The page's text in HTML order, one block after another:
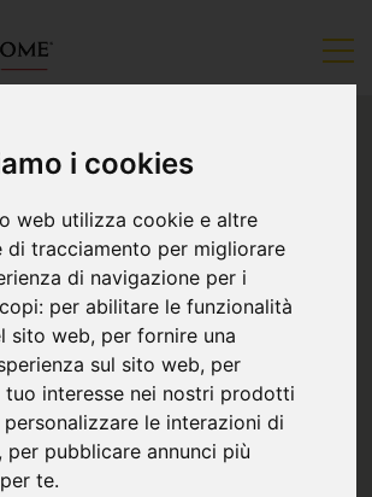
i cookies
web utilizza cookie e altre
di tracciamento per migliorare
di navigazione per i
per abilitare le funzionalità
sito web, per fornire una
sul sito web, per
tuo interesse nei nostri prodotti
le interazioni di
, per pubblicare annunci più
te.